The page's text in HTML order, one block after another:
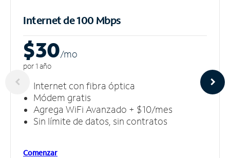
Internet de 100 Mbps
$30/mo
por 1 año
Internet con fibra óptica
Módem gratis
Agrega WiFi Avanzado + $10/mes
Sin límite de datos, sin contratos
Comenzar